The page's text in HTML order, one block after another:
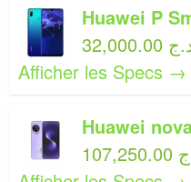
Huawei P
د.ج
Afficher les Specs →
Huawei
د.ج